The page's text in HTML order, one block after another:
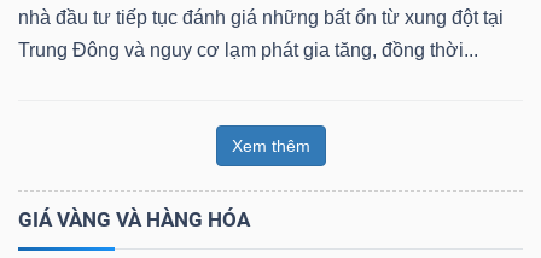
nhà đầu tư tiếp tục đánh giá những bất ổn từ xung đột tại
Trung Đông và nguy cơ lạm phát gia tăng, đồng thời...
Xem thêm
GIÁ VÀNG VÀ HÀNG HÓA